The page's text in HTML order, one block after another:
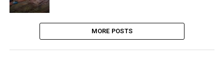
MORE POSTS